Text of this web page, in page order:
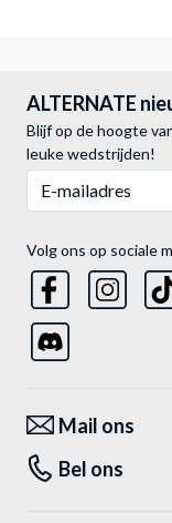
ALTERNATE
Blijf op de hoogte
leuke wedstrijden!
E-mailadres
Volg ons op sociale
Mail ons
Bel ons